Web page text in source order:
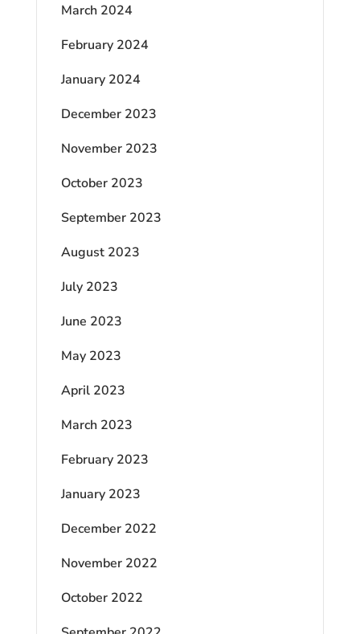
March 2024
February 2024
January 2024
December 2023
November 2023
October 2023
September 2023
August 2023
July 2023
June 2023
May 2023
April 2023
March 2023
February 2023
January 2023
December 2022
November 2022
October 2022